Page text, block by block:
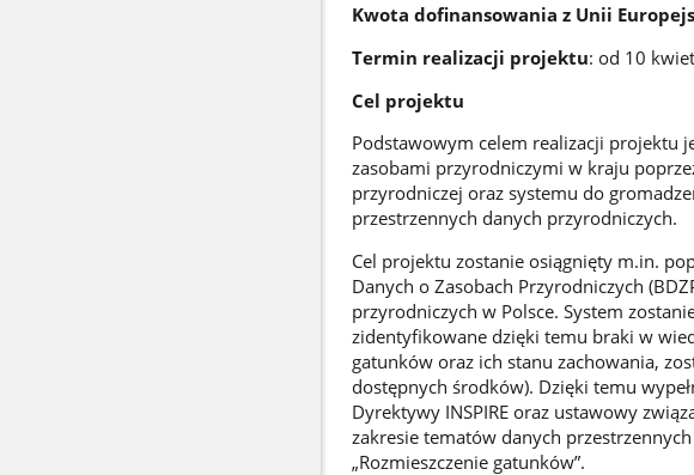
Kwota dofinansowania z Unii
Termin realizacji projektu: od 10
Cel projektu
Podstawowym celem realizacji projektu
zasobami przyrodniczymi w kraju
przyrodniczej oraz systemu do
przestrzennych danych przyrodniczych.
Cel projektu zostanie osiągnięty m.in.
Danych o Zasobach Przyrodniczych
przyrodniczych w Polsce. System
zidentyfikowane dzięki temu braki w
gatunków oraz ich stanu zachowania,
dostępnych środków). Dzięki temu
Dyrektywy INSPIRE oraz ustawowy
zakresie tematów danych
„Rozmieszczenie gatunków”.